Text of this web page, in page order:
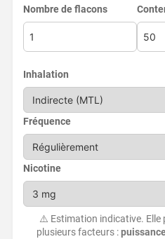
Nombre de flacons
Inhalation
Fréquence
Nicotine
⚠️ Estimation indicative. Elle
plusieurs facteurs :